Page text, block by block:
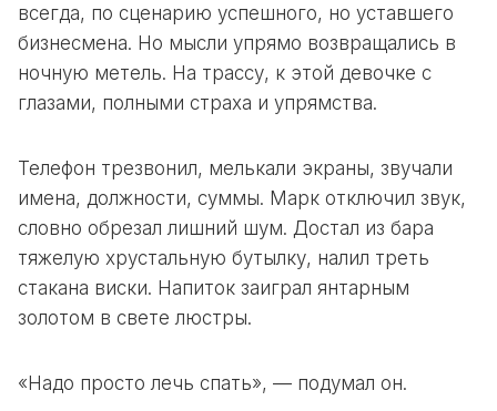
всегда, по сценарию успешного, но уставшего
бизнесмена. Но мысли упрямо возвращались в
ночную метель. На трассу, к этой девочке с
глазами, полными страха и упрямства.
Телефон трезвонил, мелькали экраны, звучали
имена, должности, суммы. Марк отключил звук,
словно обрезал лишний шум. Достал из бара
тяжелую хрустальную бутылку, налил треть
стакана виски. Напиток заиграл янтарным
золотом в свете люстры.
«Надо просто лечь спать», — подумал он.